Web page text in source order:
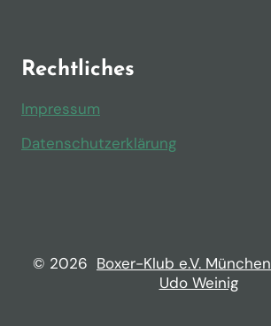
Rechtliches
Impressum
Datenschutzerklärung
© 2026 Boxer-Klub e.V. München
Udo Weinig